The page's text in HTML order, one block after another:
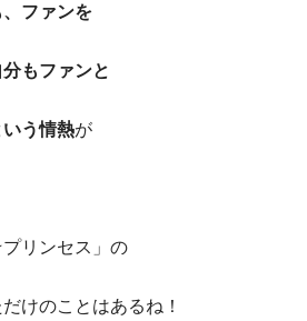
ファンを
もファンと
う情熱が
リンセス」の
けのことはあるね！